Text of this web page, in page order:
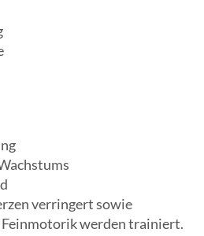
verringert sowie
werden trainiert.